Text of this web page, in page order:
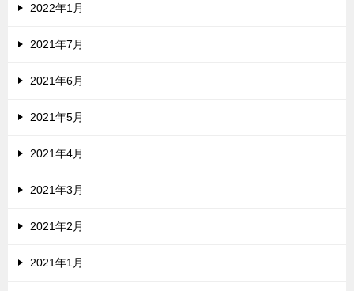
2022年1月
2021年7月
2021年6月
2021年5月
2021年4月
2021年3月
2021年2月
2021年1月